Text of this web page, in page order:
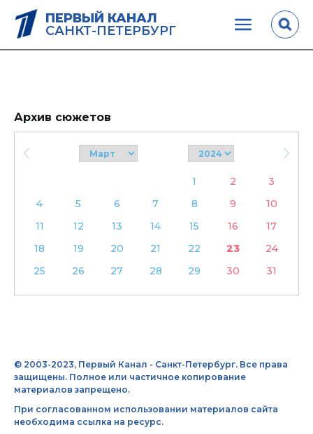
ПЕРВЫЙ КАНАЛ
САНКТ-ПЕТЕРБУРГ
Архив сюжетов
1 2
3
4
5 6 7 8 9
10
11
12 13 14 15 16
17
18
19 20 21 22 23
24
25
26 27 28 29 30 31
© 2003-2023, Первый Канал - Санкт-Петербург. Все права
защищены. Полное или частичное копирование
материалов запрещено.
При согласованном использовании материалов сайта
необходима ссылка на ресурс.